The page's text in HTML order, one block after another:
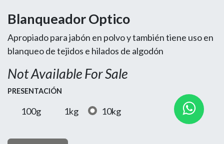
Blanqueador Optico
Apropiado para jabón en polvo y también tiene uso en
blanqueo de tejidos e hilados de algodón
Not Available For Sale
PRESENTACIÓN
100g 1kg 10kg